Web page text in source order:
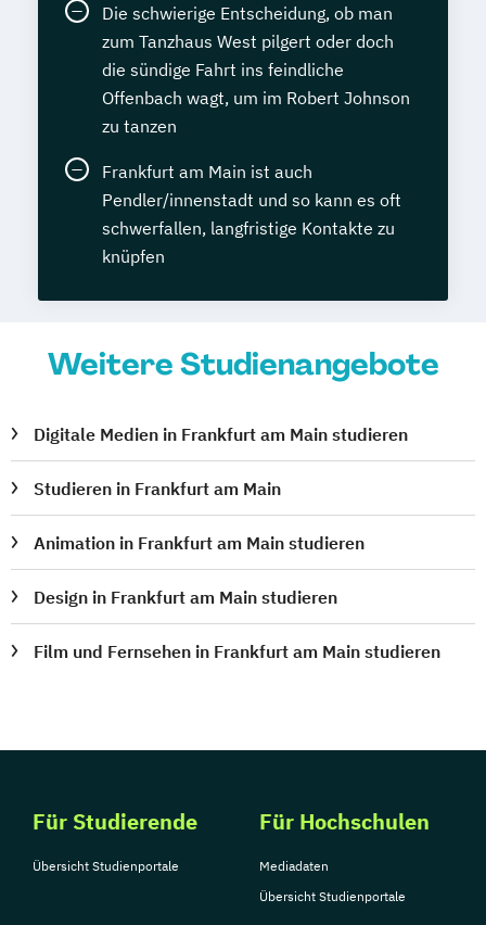
Die schwierige Entscheidung, ob man
zum Tanzhaus West pilgert oder doch
die sündige Fahrt ins feindliche
Offenbach wagt, um im Robert Johnson
zu tanzen
Frankfurt am Main ist auch
Pendler/innenstadt und so kann es oft
schwerfallen, langfristige Kontakte zu
knüpfen
Weitere Studienangebote
Digitale Medien in Frankfurt am Main studieren
Studieren in Frankfurt am Main
Animation in Frankfurt am Main studieren
Design in Frankfurt am Main studieren
Film und Fernsehen in Frankfurt am Main studieren
Für Studierende
Übersicht Studienportale
Für Hochschulen
Mediadaten
Übersicht Studienportale